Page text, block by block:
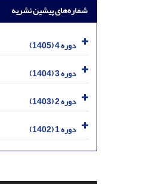
شماره‌های پیشین نشریه
دوره 4 (1405)
دوره 3 (1404)
دوره 2 (1403)
دوره 1 (1402)